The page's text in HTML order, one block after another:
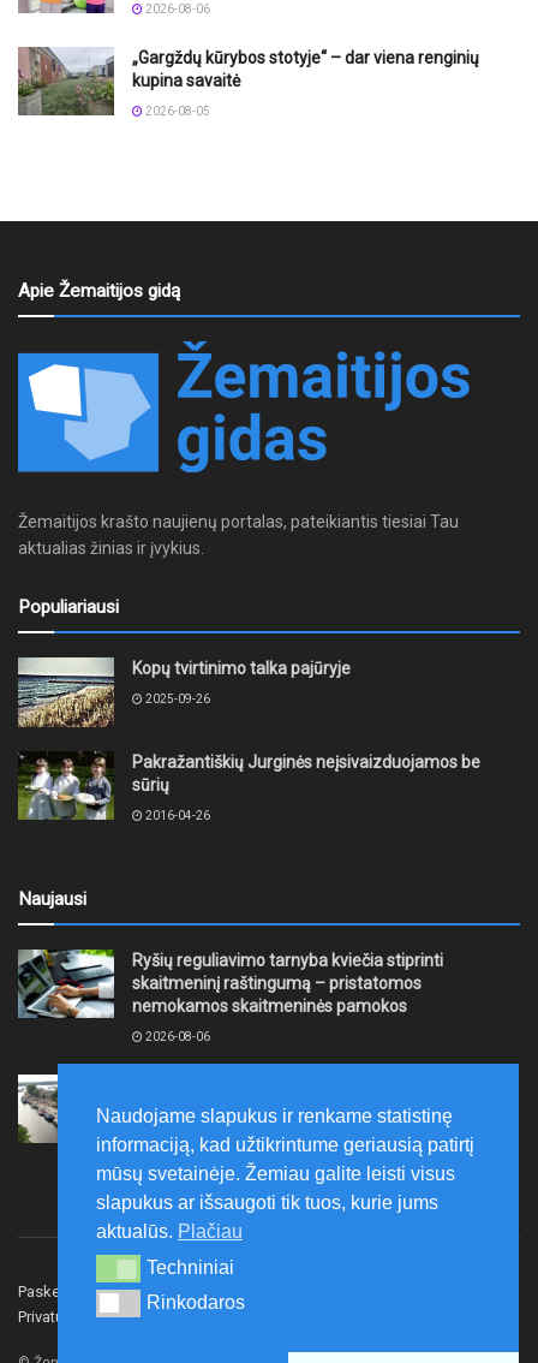
2026-08-06
„Gargždų kūrybos stotyje“ – dar viena renginių
kupina savaitė
2026-08-05
Apie Žemaitijos gidą
Žemaitijos krašto naujienų portalas, pateikiantis tiesiai Tau
aktualias žinias ir įvykius.
Populiariausi
Kopų tvirtinimo talka pajūryje
2025-09-26
Pakražantiškių Jurginės neįsivaizduojamos be
sūrių
2016-04-26
Naujausi
Ryšių reguliavimo tarnyba kviečia stiprinti
skaitmeninį raštingumą – pristatomos
nemokamos skaitmeninės pamokos
2026-08-06
Klaipėdoje juda į priekį
2026-08-06
Paskelbk naujieną Rašyti redakcijai
Privatumo politika
Naudojame slapukus ir renkame statistinę
informaciją, kad užtikrintume geriausią patirtį
mūsų svetainėje. Žemiau galite leisti visus
slapukus ar išsaugoti tik tuos, kurie jums
aktualūs. Plačiau
Techniniai
Techniniai
Rinkodaros
Rinkodaros